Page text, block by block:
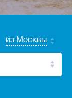
из Москвы